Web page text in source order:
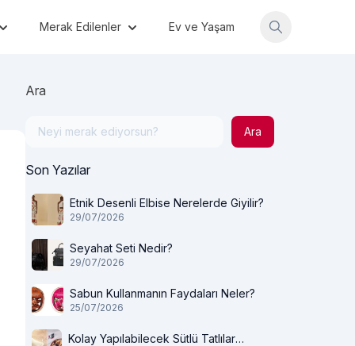
Merak Edilenler Ev ve Yaşam
Ara
Ara
Son Yazılar
Etnik Desenli Elbise Nerelerde Giyilir?
29/07/2026
Seyahat Seti Nedir?
29/07/2026
Sabun Kullanmanın Faydaları Neler?
25/07/2026
Kolay Yapılabilecek Sütlü Tatlılar